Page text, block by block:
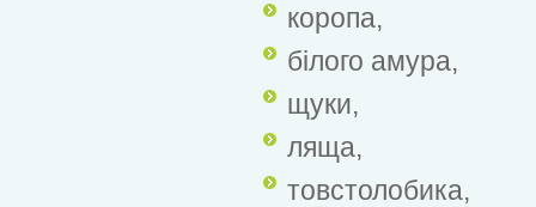
коропа,
білого амура,
щуки,
ляща,
товстолобика,